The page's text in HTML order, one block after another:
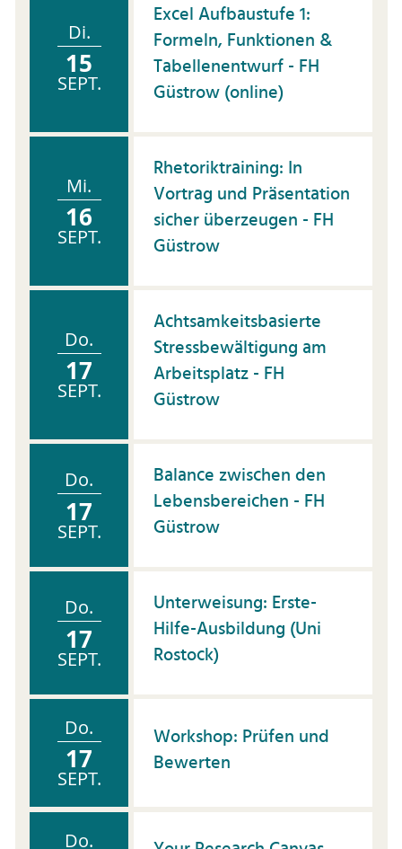
Di.
15
SEPT.
Excel Aufbaustufe 1:
Formeln, Funktionen &
Tabellenentwurf - FH
Güstrow (online)
Mi.
16
SEPT.
Rhetoriktraining: In
Vortrag und Präsentation
sicher überzeugen - FH
Güstrow
Do.
17
SEPT.
Achtsamkeitsbasierte
Stressbewältigung am
Arbeitsplatz - FH
Güstrow
Do.
17
SEPT.
Balance zwischen den
Lebensbereichen - FH
Güstrow
Do.
17
SEPT.
Unterweisung: Erste-
Hilfe-Ausbildung (Uni
Rostock)
Do.
17
SEPT.
Workshop: Prüfen und
Bewerten
Do.